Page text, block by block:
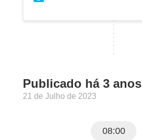
Publicado há 3 anos
21 de Julho de 2023
08:00